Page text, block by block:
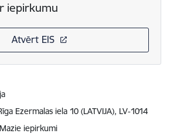
iepirkumu
Atvērt EIS
Ezermalas iela 10 (LATVIJA), LV-1014
Mazie iepirkumi